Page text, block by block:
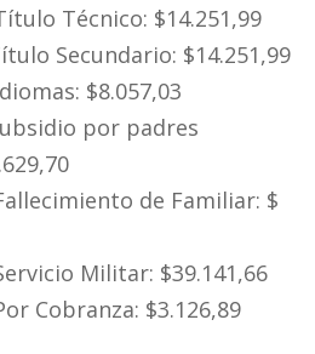
Técnico: $14.251,99
Secundario: $14.251,99
$8.057,03
por padres
de Familiar: $
Militar: $39.141,66
Cobranza: $3.126,89